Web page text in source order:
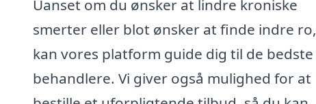
Uanset om du ønsker at lindre kroniske
smerter eller blot ønsker at finde indre ro,
kan vores platform guide dig til de bedste
behandlere. Vi giver også mulighed for at